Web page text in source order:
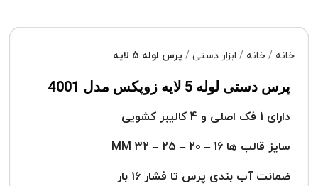
خانه خانه ابزار دستی پرس لوله 5 لایه
پرس دستی لوله 5 لایه زوپکس مدل 4001
دارای 1 فک اصلی و 4 کالیبر کشویی
سایز قالب ها 16 – 20 – 25 – 32 MM
ضمانت آب بندی پرس تا فشار 16 بار